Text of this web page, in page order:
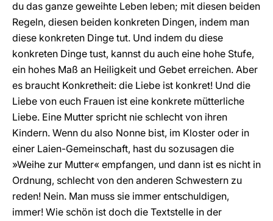
du das ganze geweihte Leben leben; mit diesen beiden
Regeln, diesen beiden konkreten Dingen, indem man
diese konkreten Dinge tut. Und indem du diese
konkreten Dinge tust, kannst du auch eine hohe Stufe,
ein hohes Maß an Heiligkeit und Gebet erreichen. Aber
es braucht Konkretheit: die Liebe ist konkret! Und die
Liebe von euch Frauen ist eine konkrete mütterliche
Liebe. Eine Mutter spricht nie schlecht von ihren
Kindern. Wenn du also Nonne bist, im Kloster oder in
einer Laien-Gemeinschaft, hast du sozusagen die
»Weihe zur Mutter« empfangen, und dann ist es nicht in
Ordnung, schlecht von den anderen Schwestern zu
reden! Nein. Man muss sie immer entschuldigen,
immer! Wie schön ist doch die Textstelle in der